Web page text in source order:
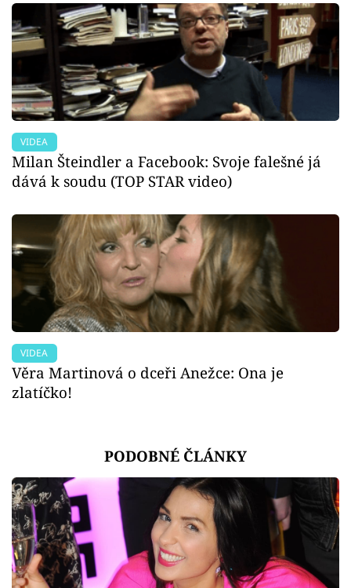
VIDEA
Milan Šteindler a Facebook: Svoje falešné já
dává k soudu (TOP STAR video)
VIDEA
Věra Martinová o dceři Anežce: Ona je
zlatíčko!
PODOBNÉ ČLÁNKY